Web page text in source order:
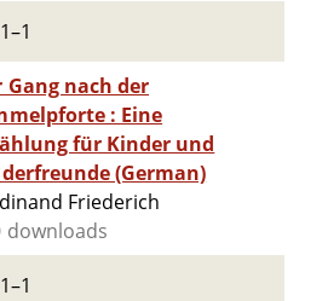
Gang nach der
: Eine
für Kinder und
(German)
Friederich
downloads